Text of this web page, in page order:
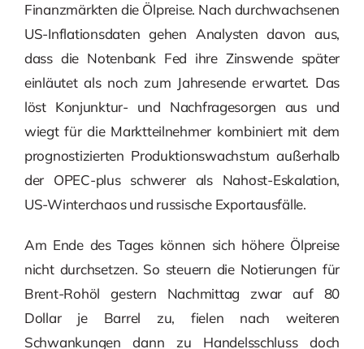
Finanzmärkten die Ölpreise. Nach durchwachsenen
US-Inflationsdaten gehen Analysten davon aus,
dass die Notenbank Fed ihre Zinswende später
einläutet als noch zum Jahresende erwartet. Das
löst Konjunktur- und Nachfragesorgen aus und
wiegt für die Marktteilnehmer kombiniert mit dem
prognostizierten Produktionswachstum außerhalb
der OPEC-plus schwerer als Nahost-Eskalation,
US-Winterchaos und russische Exportausfälle.
Am Ende des Tages können sich höhere Ölpreise
nicht durchsetzen. So steuern die Notierungen für
Brent-Rohöl gestern Nachmittag zwar auf 80
Dollar je Barrel zu, fielen nach weiteren
Schwankungen dann zu Handelsschluss doch